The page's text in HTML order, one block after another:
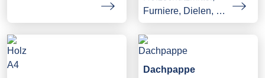
Furniere, Dielen, …
Dachpappe